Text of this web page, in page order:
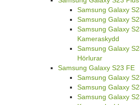
Samsung Galaxy
Samsung Galaxy
Samsung Galaxy
Kameraskydd
Samsung Galaxy
Hörlurar
Samsung Galaxy S23 FE
Samsung Galaxy
Samsung Galaxy
Samsung Galaxy